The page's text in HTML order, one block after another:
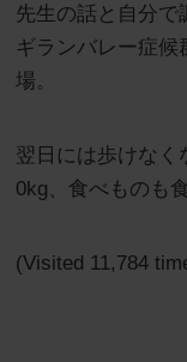
先生の話と自分で
ギランバレー症候
場。
翌日には歩けなく
0kg、食べものも
(Visited 11,784